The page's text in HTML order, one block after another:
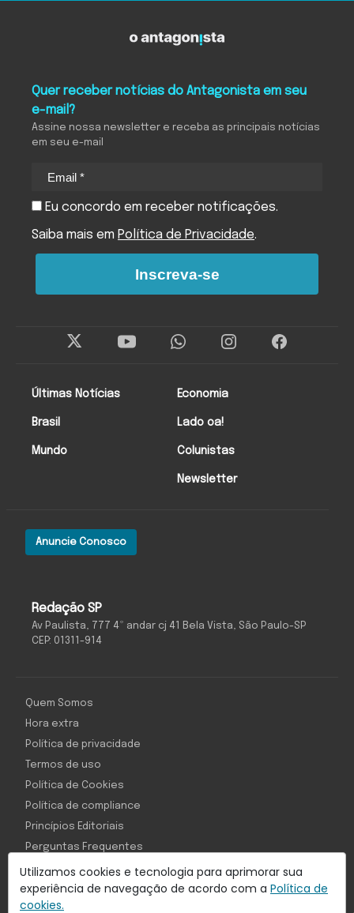
Utilizamos cookies e tecnologia para aprimorar sua
experiência de navegação de acordo com a Política de
cookies.
Redação SP
Av Paulista, 777 4º andar cj 41 Bela Vista, São Paulo-SP
CEP: 01311-914
Anuncie Conosco
Últimas Notícias
Brasil
Mundo
Economia
Lado oa!
Colunistas
Newsletter
Quer receber notícias do Antagonista em seu
e-mail?
Assine nossa newsletter e receba as principais notícias
em seu e-mail
Eu concordo em receber notificações.
Saiba mais em Política de Privacidade.
Inscreva-se
Quem Somos
Hora extra
Política de privacidade
Termos de uso
Política de Cookies
Política de compliance
Princípios Editoriais
Perguntas Frequentes